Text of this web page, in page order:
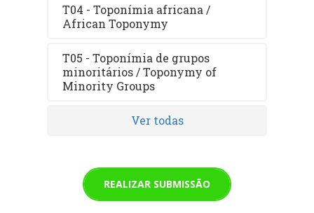
T04 - Toponímia africana /
African Toponymy
T05 - Toponímia de grupos
minoritários / Toponymy of
Minority Groups
Ver todas
REALIZAR SUBMISSÃO